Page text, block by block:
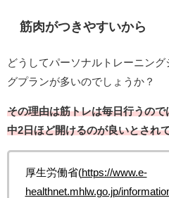
筋肉がつきやすいから
どうしてパーソナルトレーニン
グプランが多いのでしょうか？
その理由は筋トレは毎日行うの
中2日ほど開けるのが良いとされ
厚生労働省(https://www.e-
healthnet.mhlw.go.jp/